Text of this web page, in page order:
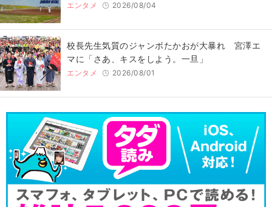
エンタメ 2026/08/04
校長先生気質のジャンボたかおが大暴れ 宮澤エ
マに「さあ、キスをしよう。一旦」
エンタメ 2026/08/01